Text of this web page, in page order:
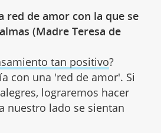
red de amor con la que se
(Madre Teresa de
tan positivo?
con una 'red de amor'. Si
lograremos hacer
nuestro lado se sientan